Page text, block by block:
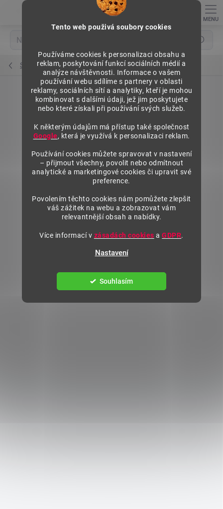
Tento web použivá soubory cookies
Používáme cookies k personalizaci obsahu a
reklam, poskytování funkcí sociálních médií a
analýze návštěvnosti. Informace o vašem
používání webu sdílíme s partnery v oblasti
reklamy, sociálních sítí a analytiky, kteří je mohou
kombinovat s dalšími údaji, jež jim poskytujete
nebo které získali při používání svých služeb.
K některým údajům má přístup také společnost
Google, která je využívá k personalizaci reklam.
Používání cookies můžete spravovat v nastavení
– přijmout všechny, povolit nebo odmítnout
analytické a marketingové cookies či upravit své
preference.
Povolením těchto cookies nám pomůžete zlepšit
váš zážitek na webu a zobrazovat vám
relevantnější obsah a nabídky.
Více informací v zásadách cookies aGDPR.
Nastavení
Souhlasím
Hledat
Stojiny 80x30 mm